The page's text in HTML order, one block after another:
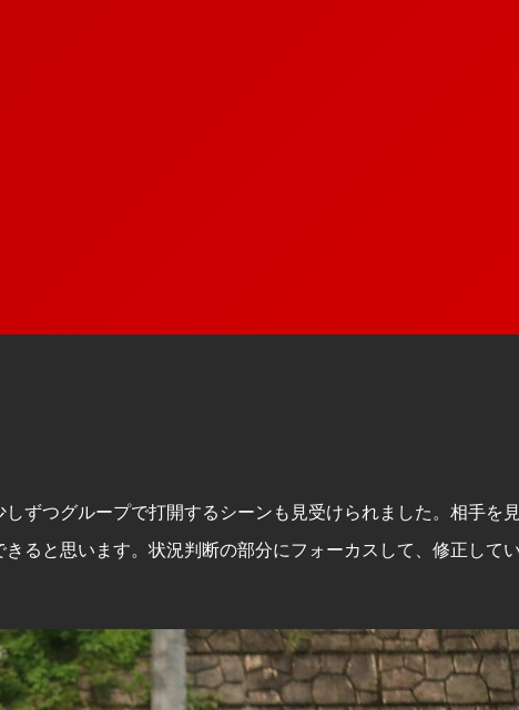
ずつグループで打開するシーンも見受けられました。相手を
ると思います。状況判断の部分にフォーカスして、修正して